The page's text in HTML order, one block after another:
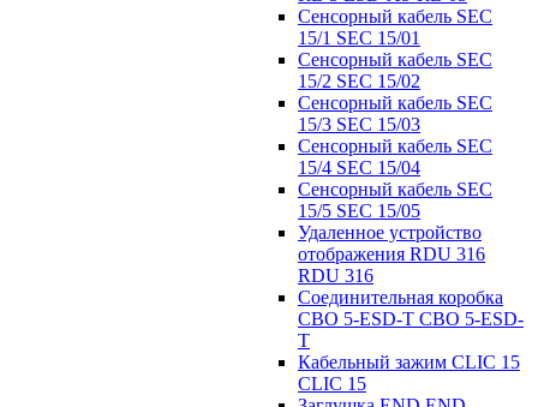
Сенсорный кабель SEC
15/1 SEC 15/01
Сенсорный кабель SEC
15/2 SEC 15/02
Сенсорный кабель SEC
15/3 SEC 15/03
Сенсорный кабель SEC
15/4 SEC 15/04
Сенсорный кабель SEC
15/5 SEC 15/05
Удаленное устройство
отображения RDU 316
RDU 316
Соединительная коробка
CBO 5-ESD-T CBO 5-ESD-
T
Кабельный зажим CLIC 15
CLIC 15